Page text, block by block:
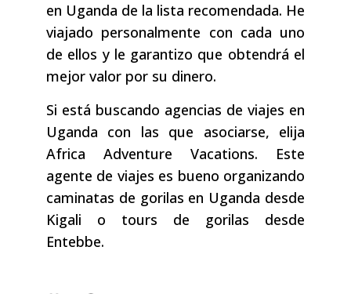
en Uganda de la lista recomendada. He
viajado personalmente con cada uno
de ellos y le garantizo que obtendrá el
mejor valor por su dinero.
Si está buscando agencias de viajes en
Uganda con las que asociarse, elija
Africa Adventure Vacations. Este
agente de viajes es bueno organizando
caminatas de gorilas en Uganda desde
Kigali o tours de gorilas desde
Entebbe.